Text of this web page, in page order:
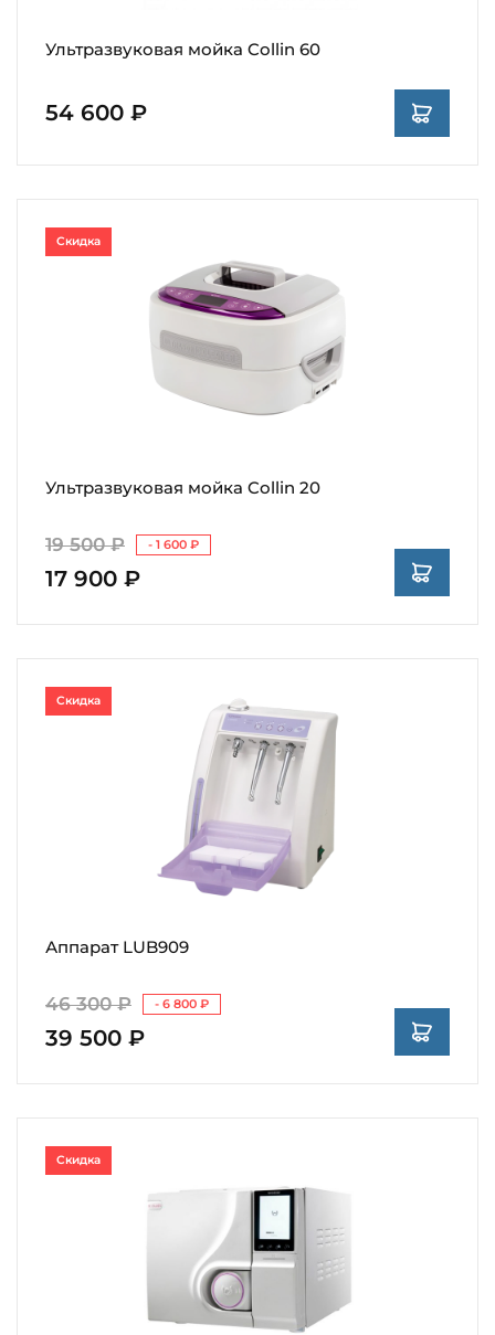
Ультразвуковая мойка Collin 60
54 600 ₽
Ультразвуковая мойка Collin 20
19 500 ₽ - 1 600 ₽
17 900 ₽
Скидка
Аппарат LUB909
46 300 ₽ - 6 800 ₽
39 500 ₽
Скидка
Скидка